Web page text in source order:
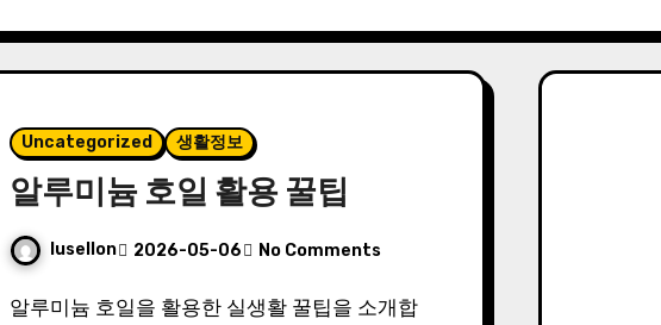
Uncategorized 생활정보
알루미늄 호일 활용 꿀팁
lusellon 2026-05-06 No Comments
알루미늄 호일을 활용한 실생활 꿀팁을 소개합